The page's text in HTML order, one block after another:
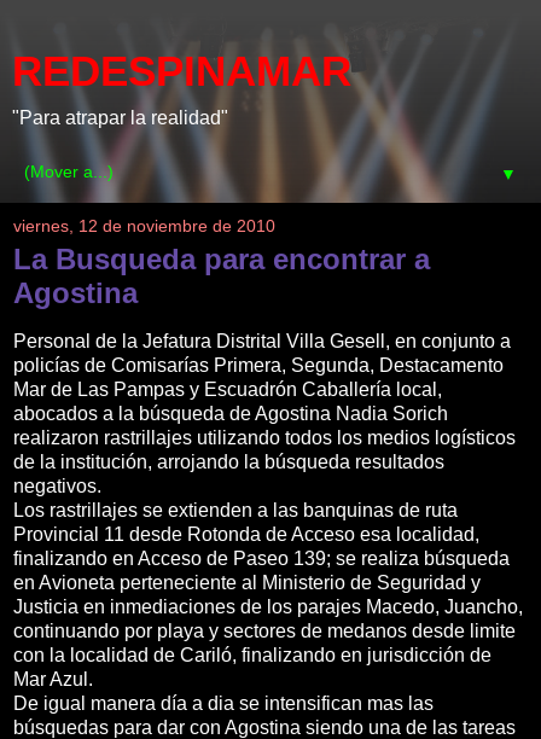
REDESPINAMAR
"Para atrapar la realidad"
▼
viernes, 12 de noviembre de 2010
La Busqueda para encontrar a
Agostina
Personal de la Jefatura Distrital Villa Gesell, en conjunto a
policías de Comisarías Primera, Segunda, Destacamento
Mar de Las Pampas y Escuadrón Caballería local,
abocados a la búsqueda de Agostina Nadia Sorich
realizaron rastrillajes utilizando todos los medios logísticos
de la institución, arrojando la búsqueda resultados
negativos.
Los rastrillajes se extienden a las banquinas de ruta
Provincial 11 desde Rotonda de Acceso esa localidad,
finalizando en Acceso de Paseo 139; se realiza búsqueda
en Avioneta perteneciente al Ministerio de Seguridad y
Justicia en inmediaciones de los parajes Macedo, Juancho,
continuando por playa y sectores de medanos desde limite
con la localidad de Cariló, finalizando en jurisdicción de
Mar Azul.
De igual manera día a dia se intensifican mas las
búsquedas para dar con Agostina siendo una de las tareas